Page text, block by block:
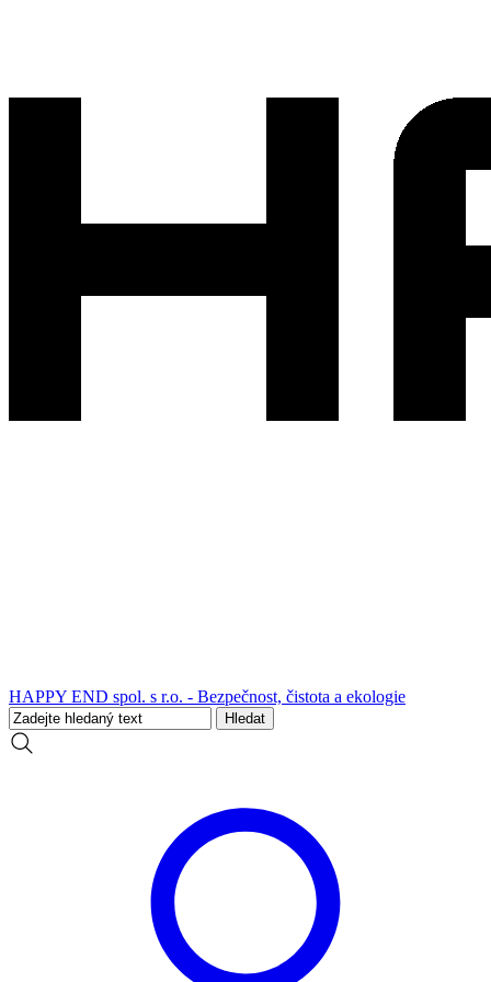
HAPPY END spol. s r.o. - Bezpečnost, čistota a ekologie